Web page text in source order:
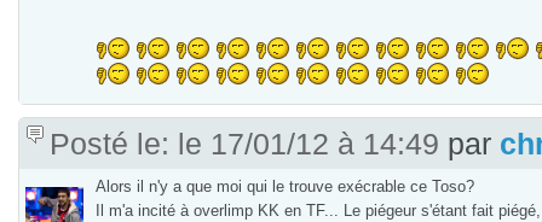
Posté le: le 17/01/12 à 14:49 par
Alors il n'y a que moi qui le trouve exécrable ce Toso?
Il m'a incité à overlimp KK en TF... Le piégeur s'étant fait